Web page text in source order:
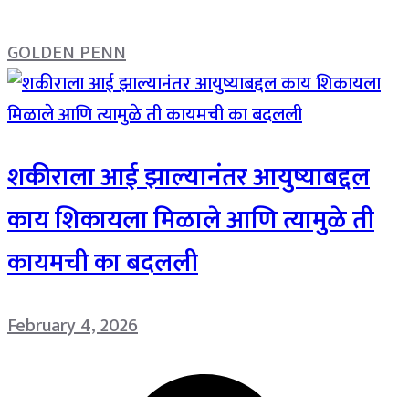
GOLDEN PENN
शकीराला आई झाल्यानंतर आयुष्याबद्दल
काय शिकायला मिळाले आणि त्यामुळे ती
कायमची का बदलली
February 4, 2026